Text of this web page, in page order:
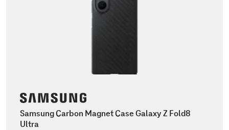
Samsung Carbon Magnet Case Galaxy Z Fold8
Ultra